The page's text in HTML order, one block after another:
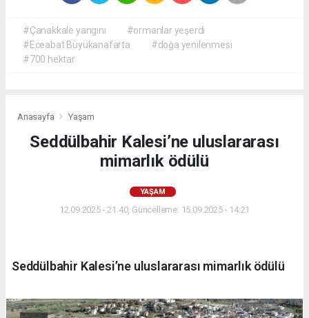
#Çanakkale yangını
#ormanlar yeşerdi
#Eceabat Büyükanafarta
#doğa yenilenmesi
#700 hektar
Anasayfa Yaşam
Seddülbahir Kalesi’ne uluslararası
mimarlık ödülü
YAŞAM
12.09.2025 - 21:40, Güncelleme: 15.09.2025 - 14:21
Seddülbahir Kalesi’ne uluslararası mimarlık ödülü